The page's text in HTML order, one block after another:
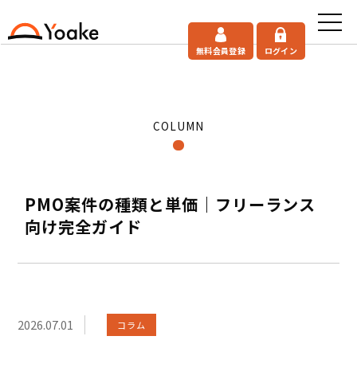
無料会員登録 ログイン
PMO案件の種類と単価｜フリーランス
向け完全ガイド
COLUMN
2026.07.01 コラム